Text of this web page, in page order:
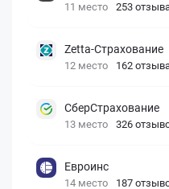
11 место 253
Zetta-Страхование
12 место 162
СберСтрахование
13 место 326
Евроинс
14 место 187